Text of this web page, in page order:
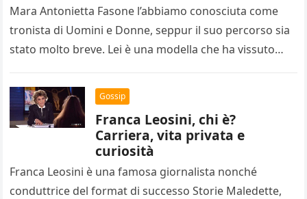
Mara Antonietta Fasone l’abbiamo conosciuta come
tronista di Uomini e Donne, seppur il suo percorso sia
stato molto breve. Lei è una modella che ha vissuto
Gossip
Franca Leosini, chi è?
Carriera, vita privata e
curiosità
Franca Leosini è una famosa giornalista nonché
conduttrice del format di successo Storie Maledette,